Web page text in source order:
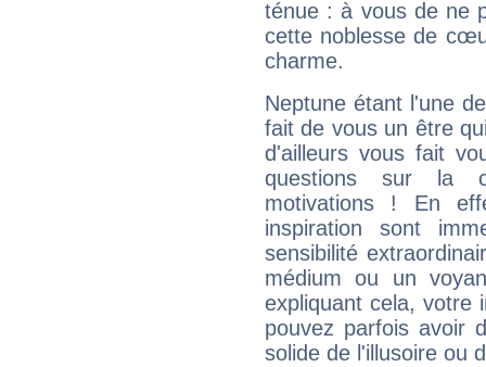
ténue : à vous de ne
cette noblesse de
charme.
Neptune étant l'une
fait de vous un être
d'ailleurs vous fait
questions sur la
motivations ! En
inspiration sont
sensibilité
médium ou un
expliquant cela, votre
pouvez parfois avoir
solide de l'illusoire ou